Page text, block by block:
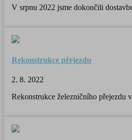
V srpnu 2022 jsme dokončili
Rekonstrukce přejezdu
2. 8. 2022
Rekonstrukce železničního přejezdu